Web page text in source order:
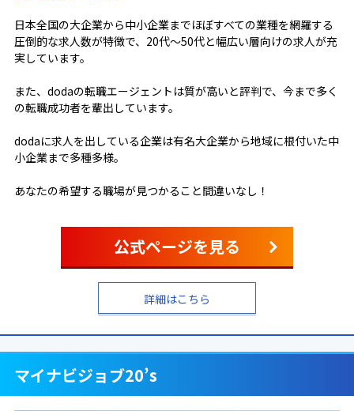
公式ページを見る
詳細はこちら
日本全国の大企業から中小企業までほぼすべての業種を網羅する
圧倒的な求人数が特徴で、20代～50代と幅広い層向けの求人が充
実しています。
また、dodaの転職エージェントは質が高いと評判で、今まで多く
の転職成功者を輩出しています。
dodaに求人を出している企業は有名大企業から地域に根付いた中
小企業まで多種多様。
あなたの希望する職場が見つかること間違いなし！
マイナビジョブ20’s